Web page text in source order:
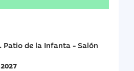
Patio de la Infanta - Salón